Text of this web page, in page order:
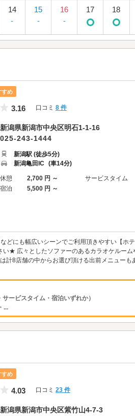
14
-
15
-
16
-
17 18
すめ
5つ星のうち3
3.16 口コミ 8 件
新潟県新潟市中央区明石1-1-16
025-243-1444
新潟駅 (徒歩5分)
新潟亀田IC (車14分)
休憩 2,700 円 ～ サービスタイム
宿泊
5,500 円 ～
どにも幅広いシーンでご利用頂きやすい【ホ
★ 広々としたソファーのあるカラオケルー
計8店舗の中からお選び頂ける出前メニューも
ービスタイム・宿泊いずれか）
...
すめ
5つ星のうち4
4.03 口コミ 23 件
新潟県新潟市中央区紫竹山4-7-3